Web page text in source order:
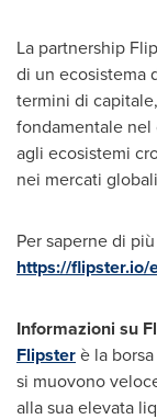
La partnership
di un ecosistema
termini di
fondamentale nel
agli ecosistemi
nei mercati
Per saperne di
https://
Informazioni su
Flipsterè la
si muovono
alla sua elevata